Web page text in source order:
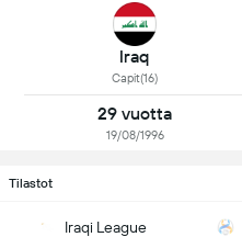
Iraq
Capit(16)
29 vuotta
19/08/1996
Tilastot
Iraqi League